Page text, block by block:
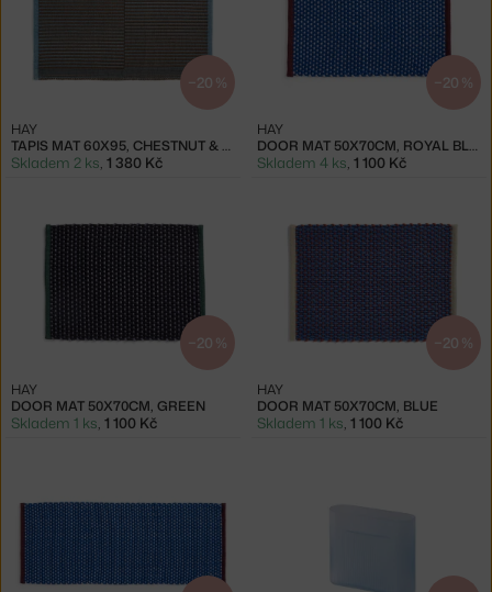
−20 %
TAPIS MAT 60X95, CHESTNUT & BLUE
HAY
Skladem 2 ks, 1 380 Kč
−20 %
DOOR MAT 50X70CM, ROYAL BLUE
HAY
Skladem 4 ks, 1 100 Kč
−20 %
DOOR MAT 50X70CM, GREEN
HAY
Skladem 1 ks, 1 100 Kč
−20 %
DOOR MAT 50X70CM, BLUE
HAY
Skladem 1 ks, 1 100 Kč